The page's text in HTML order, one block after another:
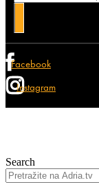
Facebook
Instagram
Search